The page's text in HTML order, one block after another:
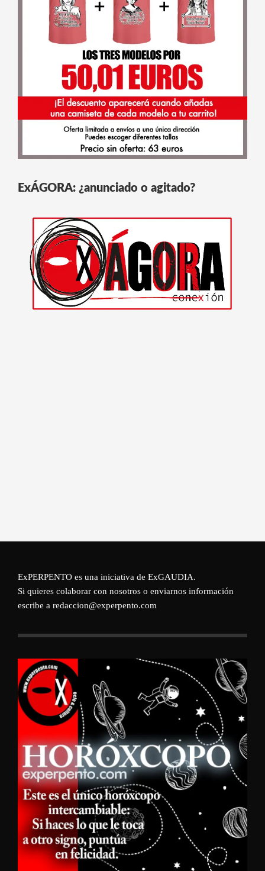
ExÁGORA: ¿anunciado o agitado?
ExPERPENTO es una iniciativa de ExGAUDIA.
Si quieres colaborar con nosotros o enviarnos información
escribe a redaccion@experpento.com